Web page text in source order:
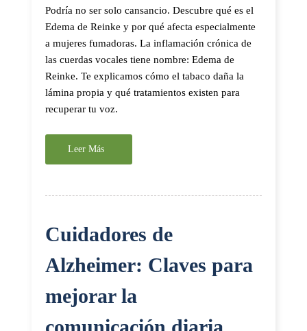
Podría no ser solo cansancio. Descubre qué es el
Edema de Reinke y por qué afecta especialmente
a mujeres fumadoras. La inflamación crónica de
las cuerdas vocales tiene nombre: Edema de
Reinke. Te explicamos cómo el tabaco daña la
lámina propia y qué tratamientos existen para
recuperar tu voz.
Leer Más
Cuidadores de
Alzheimer: Claves para
mejorar la